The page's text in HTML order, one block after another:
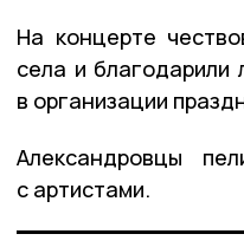
На концерте
села и благодарили
в организации
Александровцы
с артистами.